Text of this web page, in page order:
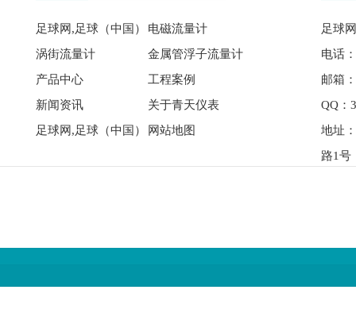
足球网,足球（中国）
电磁流量计
涡街流量计
金属管浮子流量计
产品中心
工程案例
新闻资讯
关于青天仪表
足球网,足球（中国）
网站地图
足球
电话
邮箱
QQ：
地址
路1号